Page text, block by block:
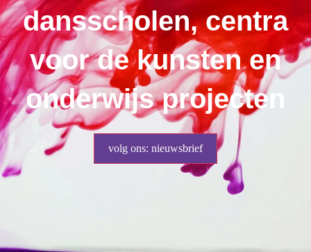
dansscholen, centra
voor de kunsten en
onderwijs projecten
volg ons: nieuwsbrief